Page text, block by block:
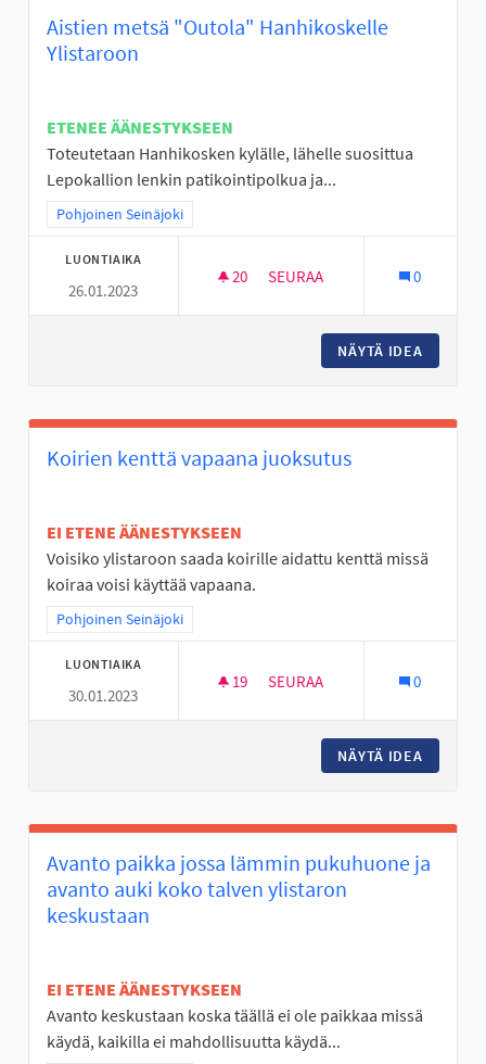
Aistien metsä "Outola" Hanhikoskelle
Ylistaroon
ETENEE ÄÄNESTYKSEEN
Toteutetaan Hanhikosken kylälle, lähelle suosittua
Lepokallion lenkin patikointipolkua ja...
Rajaa tulokset teeman mukaan: Pohjoinen Seinäjoki
Pohjoinen Seinäjoki
LUONTIAIKA
26.01.2023
20 20 SEURAAJAA
SEURAA 0
NÄYTÄ IDEA
Koirien kenttä vapaana juoksutus
EI ETENE ÄÄNESTYKSEEN
Voisiko ylistaroon saada koirille aidattu kenttä missä
koiraa voisi käyttää vapaana.
Rajaa tulokset teeman mukaan: Pohjoinen Seinäjoki
Pohjoinen Seinäjoki
LUONTIAIKA
30.01.2023
19 19 SEURAAJAA
SEURAA 0
NÄYTÄ IDEA
Avanto paikka jossa lämmin pukuhuone ja
avanto auki koko talven ylistaron
keskustaan
EI ETENE ÄÄNESTYKSEEN
Avanto keskustaan koska täällä ei ole paikkaa missä
käydä, kaikilla ei mahdollisuutta käydä...